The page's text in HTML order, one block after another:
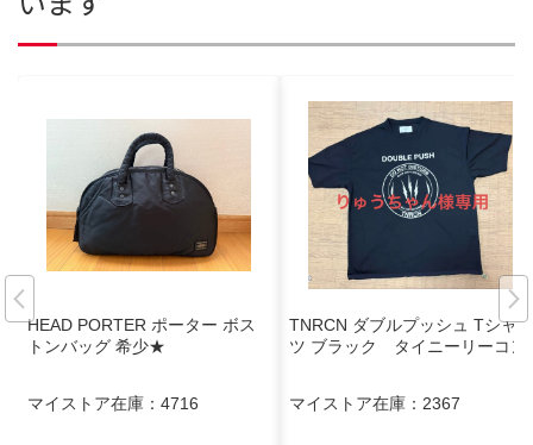
HEAD PORTER ポーター ボス
トンバッグ 希少★
マイストア在庫： 4716
TNRCN ダブルプッシュ Tシャ
ツ ブラック タイニーリーコン
マイストア在庫： 2367